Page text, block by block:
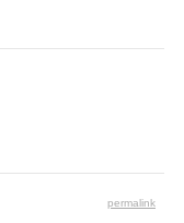
permalink